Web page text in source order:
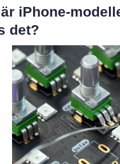
iPhone-
det?